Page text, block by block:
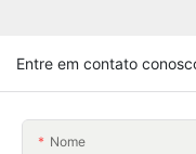
Entre em contato
Nome